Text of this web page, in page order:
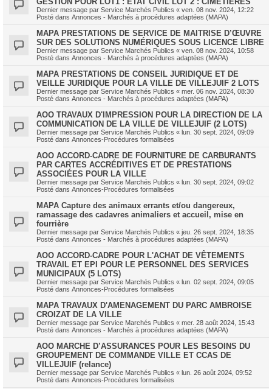
Dernier message par Service Marchés Publics « ven. 08 nov. 2024, 12:22
Posté dans Annonces - Marchés à procédures adaptées (MAPA)
MAPA PRESTATIONS DE SERVICE DE MAITRISE D’ŒUVRE
SUR DES SOLUTIONS NUMÉRIQUES SOUS LICENCE LIBRE
Dernier message par Service Marchés Publics « ven. 08 nov. 2024, 10:58
Posté dans Annonces - Marchés à procédures adaptées (MAPA)
MAPA PRESTATIONS DE CONSEIL JURIDIQUE ET DE
VEILLE JURIDIQUE POUR LA VILLE DE VILLEJUIF 2 LOTS
Dernier message par Service Marchés Publics « mer. 06 nov. 2024, 08:30
Posté dans Annonces - Marchés à procédures adaptées (MAPA)
AOO TRAVAUX D'IMPRESSION POUR LA DIRECTION DE LA
COMMUNICATION DE LA VILLE DE VILLEJUIF (2 LOTS)
Dernier message par Service Marchés Publics « lun. 30 sept. 2024, 09:09
Posté dans Annonces-Procédures formalisées
AOO ACCORD-CADRE DE FOURNITURE DE CARBURANTS
PAR CARTES ACCRÉDITIVES ET DE PRESTATIONS
ASSOCIÉES POUR LA VILLE
Dernier message par Service Marchés Publics « lun. 30 sept. 2024, 09:02
Posté dans Annonces-Procédures formalisées
MAPA Capture des animaux errants et/ou dangereux,
ramassage des cadavres animaliers et accueil, mise en
fourrière
Dernier message par Service Marchés Publics « jeu. 26 sept. 2024, 18:35
Posté dans Annonces - Marchés à procédures adaptées (MAPA)
AOO ACCORD-CADRE POUR L'ACHAT DE VÊTEMENTS
TRAVAIL ET EPI POUR LE PERSONNEL DES SERVICES
MUNICIPAUX (5 LOTS)
Dernier message par Service Marchés Publics « lun. 02 sept. 2024, 09:05
Posté dans Annonces-Procédures formalisées
MAPA TRAVAUX D'AMENAGEMENT DU PARC AMBROISE
CROIZAT DE LA VILLE
Dernier message par Service Marchés Publics « mer. 28 août 2024, 15:43
Posté dans Annonces - Marchés à procédures adaptées (MAPA)
AOO MARCHE D’ASSURANCES POUR LES BESOINS DU
GROUPEMENT DE COMMANDE VILLE ET CCAS DE
VILLEJUIF (relance)
Dernier message par Service Marchés Publics « lun. 26 août 2024, 09:52
Posté dans Annonces-Procédures formalisées